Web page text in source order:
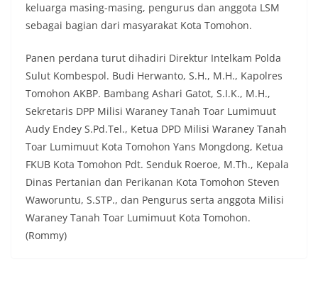
keluarga masing-masing, pengurus dan anggota LSM
sebagai bagian dari masyarakat Kota Tomohon.
Panen perdana turut dihadiri Direktur Intelkam Polda
Sulut Kombespol. Budi Herwanto, S.H., M.H., Kapolres
Tomohon AKBP. Bambang Ashari Gatot, S.I.K., M.H.,
Sekretaris DPP Milisi Waraney Tanah Toar Lumimuut
Audy Endey S.Pd.Tel., Ketua DPD Milisi Waraney Tanah
Toar Lumimuut Kota Tomohon Yans Mongdong, Ketua
FKUB Kota Tomohon Pdt. Senduk Roeroe, M.Th., Kepala
Dinas Pertanian dan Perikanan Kota Tomohon Steven
Waworuntu, S.STP., dan Pengurus serta anggota Milisi
Waraney Tanah Toar Lumimuut Kota Tomohon.
(Rommy)